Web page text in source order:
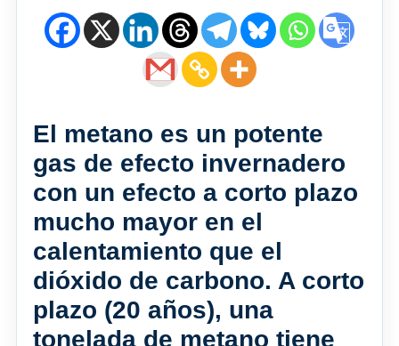
El metano es un potente
gas de efecto invernadero
con un efecto a corto plazo
mucho mayor en el
calentamiento que el
dióxido de carbono. A corto
plazo (20 años), una
tonelada de metano tiene